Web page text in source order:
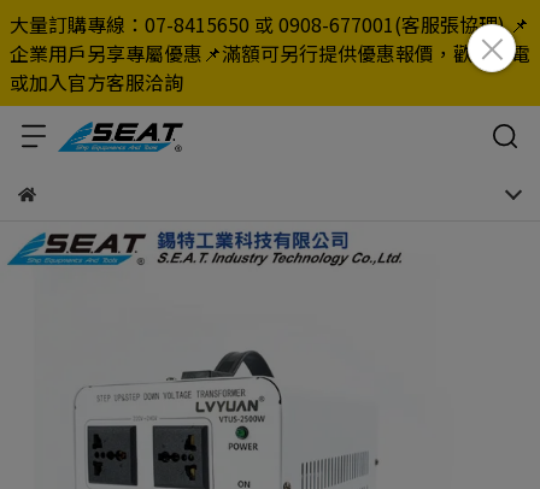
大量訂購專線：07-8415650 或 0908-677001(客服張協理) 📌
企業用戶另享專屬優惠📌滿額可另行提供優惠報價，歡迎來電
或加入官方客服洽詢